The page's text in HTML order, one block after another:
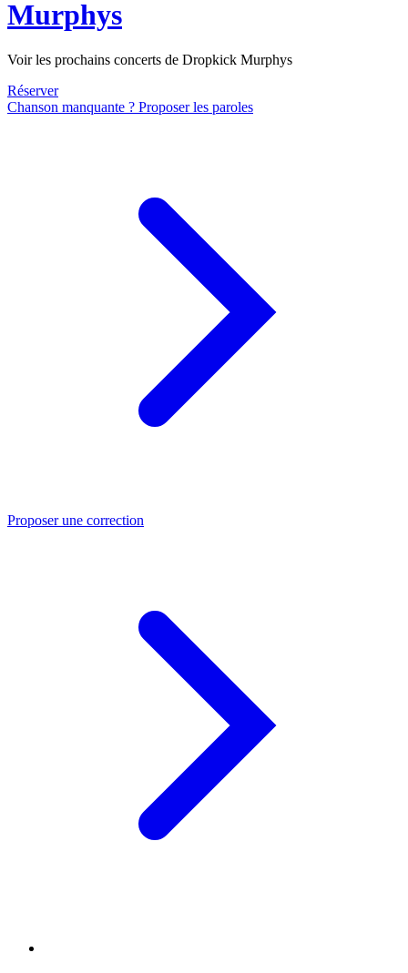
Murphys
Voir les prochains concerts de Dropkick Murphys
Réserver
Chanson manquante ? Proposer les paroles
Proposer une correction